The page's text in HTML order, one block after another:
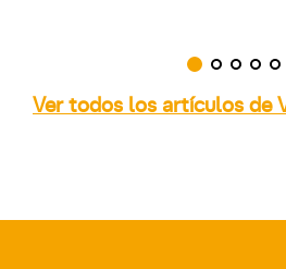
Ver todos los artículos de